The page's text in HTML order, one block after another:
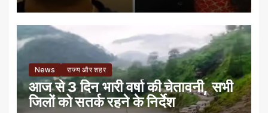
News राज्य और शहर
आज से 3 दिन भारी वर्षा की चेतावनी, सभी
जिलों को सतर्क रहने के निर्देश